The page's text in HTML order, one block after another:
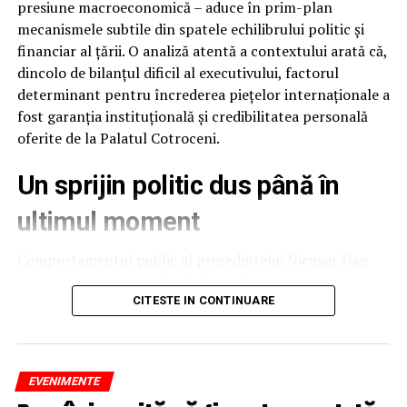
incomplete, dacă fapta are ca rezultate obținerea pe
nedrept de fonduri din bugetul general al Uniunii
Europene sau din bugetele administrate de acesta ori în
numele ei. Tanța a devenit profesor universitar în
aceeași zi și prin același ordin de ministru ca Nicu Marcu,
acum Președinte ASF cu 70.000 de lei pe lună.
Universitatea Financiar-Bancară unde a fost uns Nicu a
presiune macroeconomică – aduce în prim-plan
mecanismele subtile din spatele echilibrului politic și
financiar al țării. O analiză atentă a contextului arată că,
dincolo de bilanțul dificil al executivului, factorul
determinant pentru încrederea piețelor internaționale a
fost garanția instituțională și credibilitatea personală
oferite de la Palatul Cotroceni.
Un sprijin politic dus până în
ultimul moment
după prezentarea evaluării Fitch ilustrează o strategie
de protejare a stabilității naționale. Deși raportul
eșec al executivului, președintele a ales o abordare
temperată, evitând să adauge tensiune peste o situație
deja fragilă.
CITESTE IN CONTINUARE
EVENIMENTE